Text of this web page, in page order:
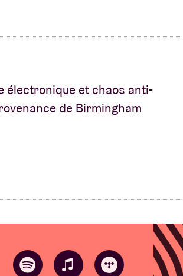
électronique et chaos anti-
de Birmingham